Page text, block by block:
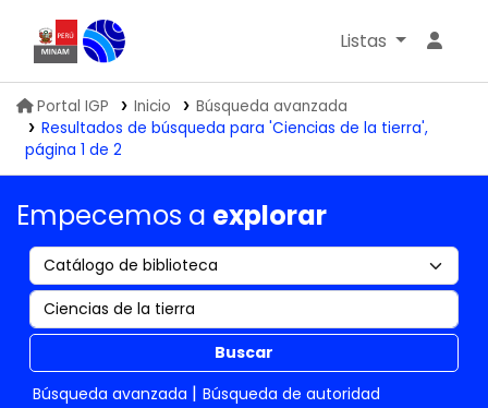
Biblioteca IGP
Listas
Portal IGP Inicio
Búsqueda avanzada
Resultados de búsqueda para 'Ciencias de la tierra',
página 1 de 2
Empecemos a explorar
Buscar
Búsqueda avanzada
Búsqueda de autoridad